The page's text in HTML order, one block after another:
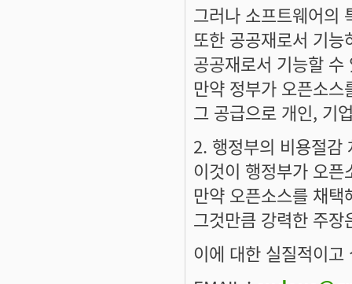
그러나 소프트웨어의
또한 공공재로서 기
공공재로서 기능할
만약 정부가 오픈소
그 공급으로 개인, 기
2. 행정부의 비용절감
이것이 행정부가 오
만약 오픈소스를 채
그것만큼 강력한 주장
이에 대한 실질적이